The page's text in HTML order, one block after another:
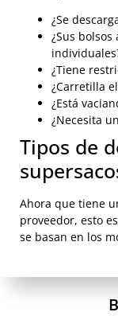
¿Se
¿Sus
¿Tiene
¿Carretilla
¿Está
¿Necesita
Tipos de
Ahora que tiene
proveedor, esto
se basan en los